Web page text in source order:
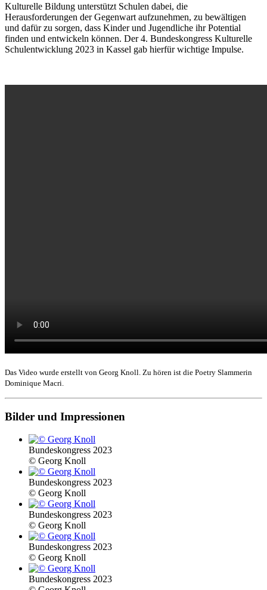
Kulturelle Bildung unterstützt Schulen dabei, die
Herausforderungen der Gegenwart aufzunehmen, zu bewältigen
und dafür zu sorgen, dass Kinder und Jugendliche ihr Potential
finden und entwickeln können. Der 4. Bundeskongress Kulturelle
Schulentwicklung 2023 in Kassel gab hierfür wichtige Impulse.
Das Video wurde erstellt von Georg Knoll. Zu hören ist die Poetry Slammerin
Dominique Macri.
Bilder und Impressionen
Bundeskongress 2023
© Georg Knoll
Bundeskongress 2023
© Georg Knoll
Bundeskongress 2023
© Georg Knoll
Bundeskongress 2023
© Georg Knoll
Bundeskongress 2023